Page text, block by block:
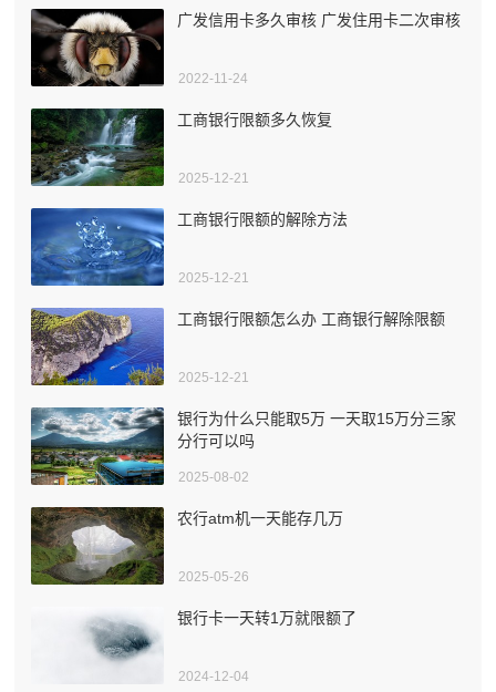
广发信用卡多久审核 广发住用卡二次审核
2022-11-24
工商银行限额多久恢复
2025-12-21
工商银行限额的解除方法
2025-12-21
工商银行限额怎么办 工商银行解除限额
2025-12-21
银行为什么只能取5万 一天取15万分三家
分行可以吗
2025-08-02
农行atm机一天能存几万
2025-05-26
银行卡一天转1万就限额了
2024-12-04